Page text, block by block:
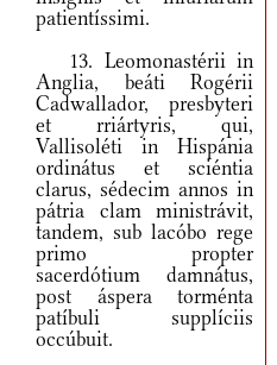
patientíssimi.
13. Leomonastérii in
Anglia, beáti Rogérii
Cadwallador, presbyteri
et rriártyris, qui,
Vallisoléti in Hispánia
ordinátus et sciéntia
clarus, sédecim annos in
pátria clam ministrávit,
tandem, sub lacóbo rege
primo propter
sacerdótium damnátus,
post áspera torménta
patíbuli supplíciis
occúbuit.